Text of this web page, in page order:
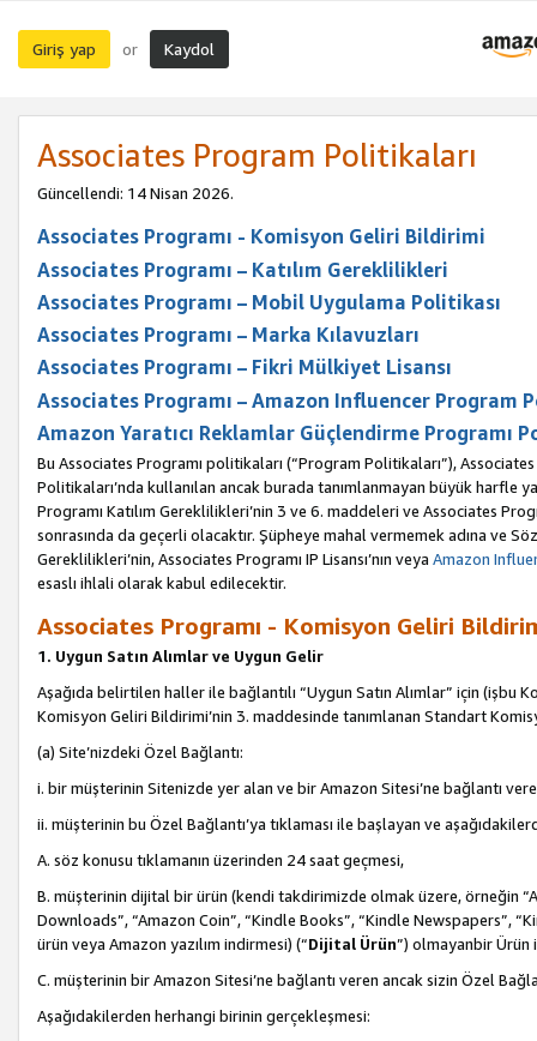
Giriş yap or Kaydol
Associates Program Politikaları
Güncellendi: 14 Nisan 2026.
Associates Programı - Komisyon Geliri Bildirimi
Associates Programı – Katılım Gereklilikleri
Associates Programı – Mobil Uygulama Politikası
Associates Programı – Marka Kılavuzları
Associates Programı – Fikri Mülkiyet Lisansı
Associates Programı – Amazon Influencer Program
Amazon Yaratıcı Reklamlar Güçlendirme Programı
Bu Associates Programı politikaları (“Program Politikaları”),
Politikaları’nda kullanılan ancak burada tanımlanmayan büyük harfle
Programı Katılım Gereklilikleri’nin 3 ve 6. maddeleri ve Associates
sonrasında da geçerli olacaktır. Şüpheye mahal vermemek adına ve
Gereklilikleri’nin, Associates Programı IP Lisansı’nın veya Amazon
esaslı ihlali olarak kabul edilecektir.
Associates Programı - Komisyon Geliri
1. Uygun Satın Alımlar ve Uygun Gelir
Aşağıda belirtilen haller ile bağlantılı “Uygun Satın Alımlar” için
Komisyon Geliri Bildirimi’nin 3. maddesinde tanımlanan Standart
(a) Site’nizdeki Özel Bağlantı:
i. bir müşterinin Sitenizde yer alan ve bir Amazon Sitesi’ne bağlantı
ii. müşterinin bu Özel Bağlantı’ya tıklaması ile başlayan ve
A. söz konusu tıklamanın üzerinden 24 saat geçmesi,
B. müşterinin dijital bir ürün (kendi takdirimizde olmak üzere, örneğin
Downloads”, “Amazon Coin”, “Kindle Books”, “Kindle Newspapers”,
ürün veya Amazon yazılım indirmesi) (“Dijital Ürün”) olmayanbir Ürün
C. müşterinin bir Amazon Sitesi’ne bağlantı veren ancak sizin Özel
Aşağıdakilerden herhangi birinin gerçekleşmesi: